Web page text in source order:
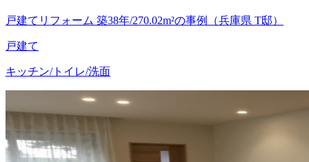
戸建てリフォーム 築38年/270.02m²の事例（兵庫県 T邸）
戸建て
キッチン/トイレ/洗面